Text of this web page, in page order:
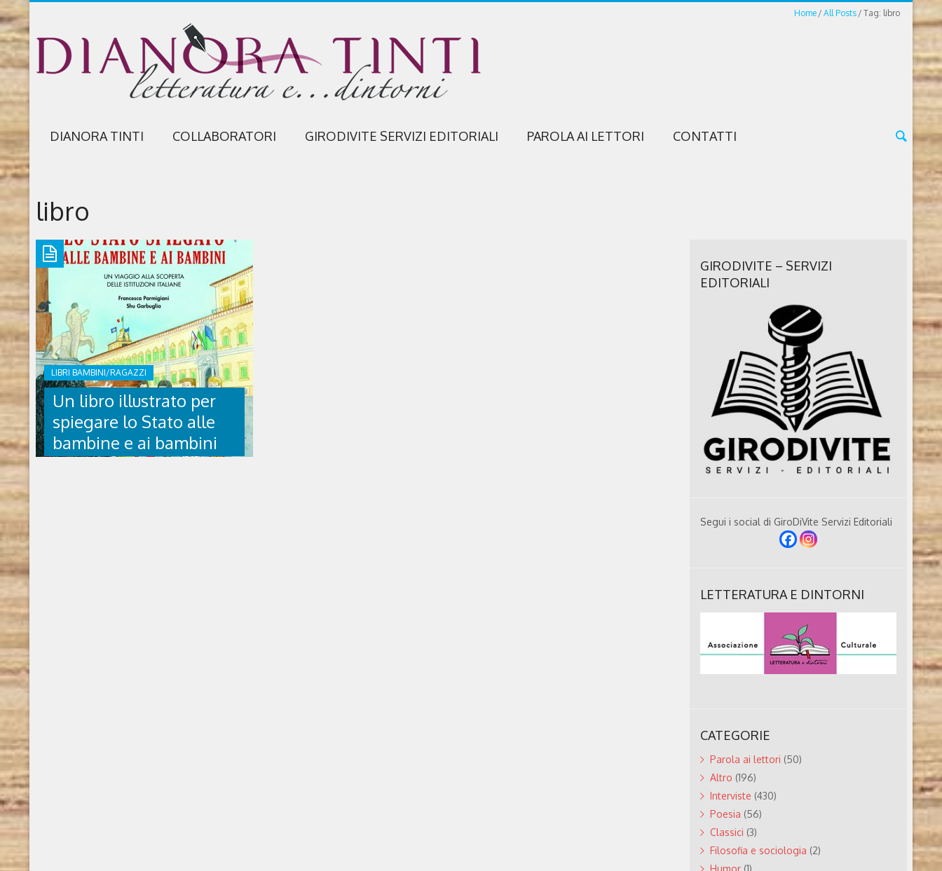
Home All Posts Tag: libro
DIANORA TINTI COLLABORATORI GIRODIVITE SERVIZI EDITORIALI PAROLA AI LETTORI CONTATTI
libro
LIBRI BAMBINI/RAGAZZI
Un libro illustrato per
spiegare lo Stato alle
bambine e ai bambini
GIRODIVITE – SERVIZI
EDITORIALI
Segui i social di GiroDiVite Servizi Editoriali
LETTERATURA E DINTORNI
CATEGORIE
Parola ai lettori (50)
Altro (196)
Interviste (430)
Poesia (56)
Classici (3)
Filosofia e sociologia (2)
Humor(1)